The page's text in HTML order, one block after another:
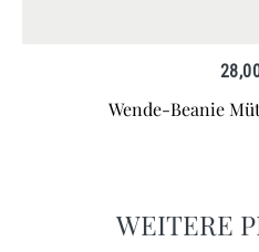
Wende-Loop
WEITERE